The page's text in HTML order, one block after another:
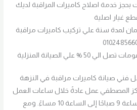
بحجز خدمة اصلاح كاميرات المراقبة لديك
غيار اصلية
لمدة سنة علي تركيب كاميرات مراقبة
% علي الصيانة المنزلية
فني صيانة كاميرات مراقبة في النزهة
المصطفي عمل عادةً خلال ساعات العمل
الرسمية، والتي تكون من الساعة 9 صباحًا إلى الساعة 10 مساءً. ومع